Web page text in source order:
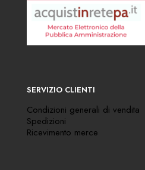
SERVIZIO CLIENTI
Condizioni generali di vendita
Spedizioni
Ricevimento merce